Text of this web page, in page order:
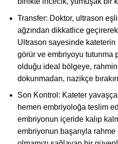
Transfer: Doktor, ultrason
ağzından dikkatlice
Ultrason sayesinde
görür ve embriyoyu tutunma
olduğu ideal bölgeye, rahmin
dokunmadan, nazikçe
Son Kontrol: Kateter
hemen embriyoloğa teslim
embriyonun içeride kalıp
embriyonun başarıyla rahme